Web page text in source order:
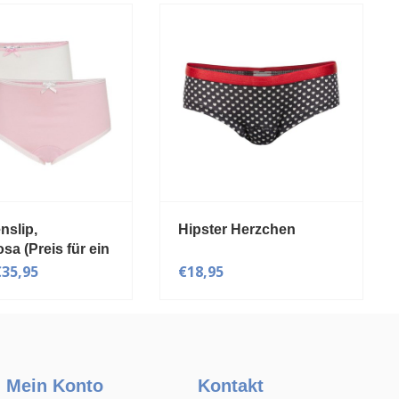
Mädchen Slip,
Mein Konto Kontakt